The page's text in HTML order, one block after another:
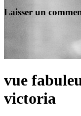
vue
victoria
Laisser un